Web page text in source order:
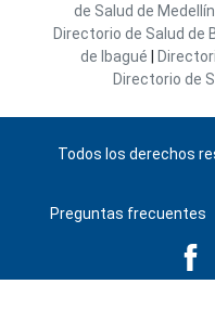
de Salud de Medellín
Directorio de Salud de
de Ibagué
Directorio de
Todos los derechos
Preguntas frecuentes